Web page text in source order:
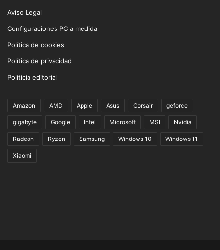
Aviso Legal
Configuraciones PC a medida
Política de cookies
Política de privacidad
Politicia editorial
Amazon AMD Apple Asus Corsair geforce
gigabyte Google Intel Microsoft MSI Nvidia
Radeon Ryzen Samsung Windows 10 Windows 11
Xiaomi